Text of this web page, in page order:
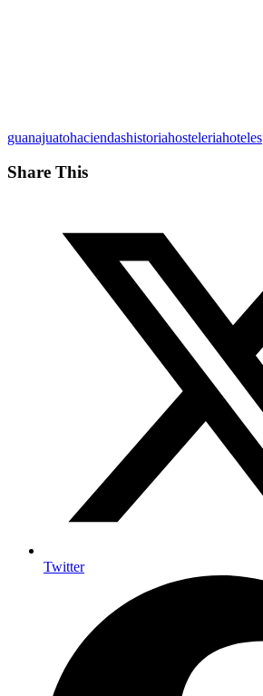
guanajuatohaciendashistoriahosteleriahoteles
Share This
Twitter